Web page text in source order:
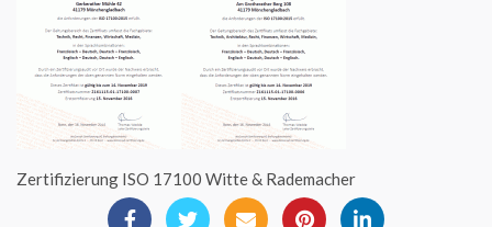
Zertifizierung ISO 17100 Witte & Rademacher